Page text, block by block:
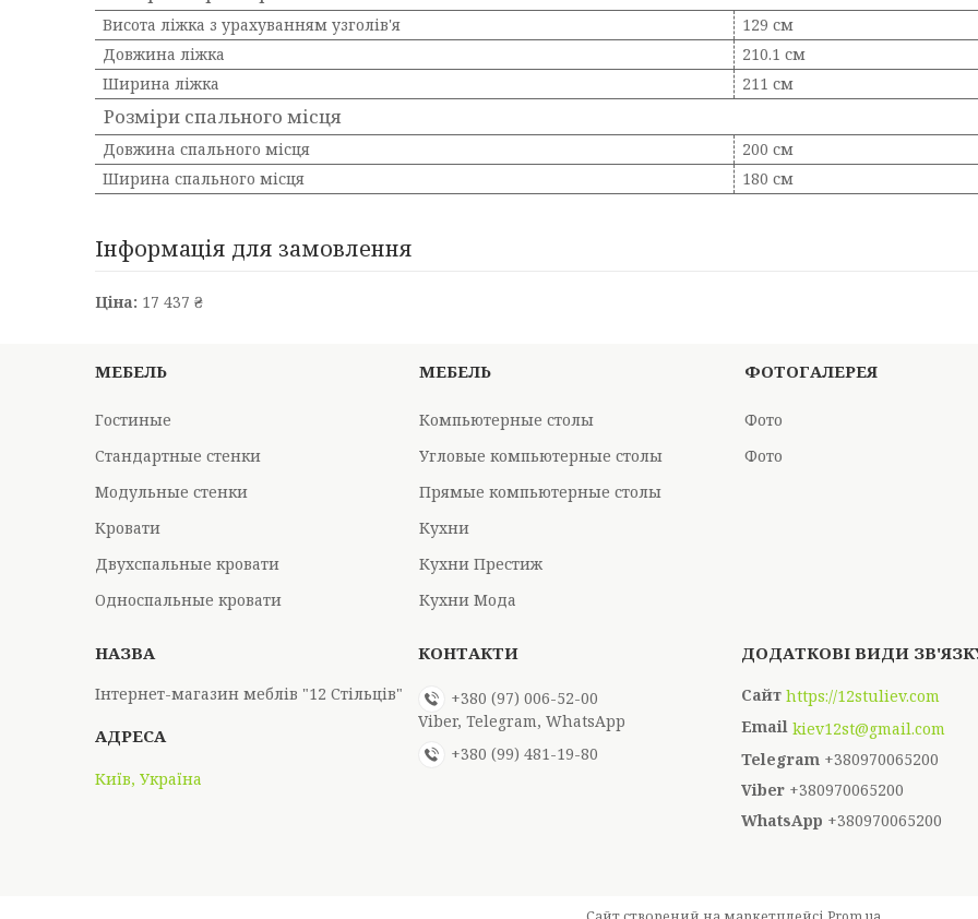
Висота ліжка з урахуванням узголів'я
129 см
Довжина ліжка
210.1 см
Ширина ліжка
211 см
Розміри спального місця
Довжина спального місця
200 см
Ширина спального місця
180 см
Інформація для замовлення
Ціна: 17 437 ₴
МЕБЕЛЬ
Гостиные
Стандартные стенки
Модульные стенки
Кровати
Двухспальные кровати
Односпальные кровати
МЕБЕЛЬ
Компьютерные столы
Угловые компьютерные столы
Прямые компьютерные столы
Кухни
Кухни Престиж
Кухни Мода
ФОТОГАЛЕРЕЯ
Фото
Фото
Інтернет-магазин меблів "12 Стільців"
Київ, Україна
+380 (97) 006-52-00
Viber, Telegram, WhatsApp
+380 (99) 481-19-80
https://12stuliev.com
kiev12st@gmail.com
+380970065200
+380970065200
+380970065200